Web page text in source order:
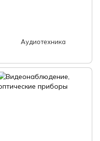
Аудиотехника